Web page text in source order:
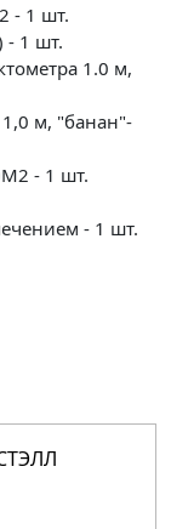
- 1 шт.
- 1 шт.
1.0 м,
м, "банан"-
- 1 шт.
- 1 шт.